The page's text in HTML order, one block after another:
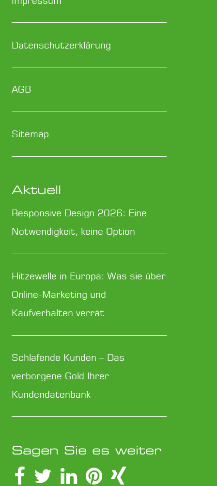
Datenschutzerklärung
AGB
Sitemap
Aktuell
Responsive Design 2026: Eine
Notwendigkeit, keine Option
Hitzewelle in Europa: Was sie über
Online-Marketing und
Kaufverhalten verrät
Schlafende Kunden – Das
verborgene Gold Ihrer
Kundendatenbank
Sagen Sie es weiter